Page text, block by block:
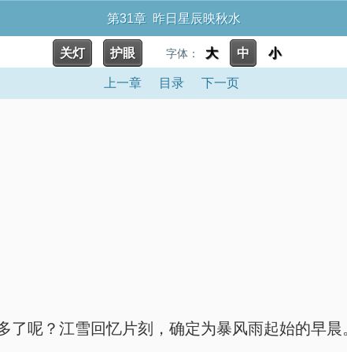
第31章 昨日星辰映秋水
关灯 护眼 字体： 大 中 小
上一章 目录 下一页
了呢？江雪回忆片刻，确定为暴风雨起始的早晨